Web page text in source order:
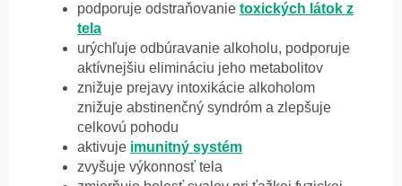
podporuje odstraňovanie toxických látok z
tela
urýchľuje odbúravanie alkoholu, podporuje
aktívnejšiu elimináciu jeho metabolitov
znižuje prejavy intoxikácie alkoholom
znižuje abstinenčný syndróm a zlepšuje
celkovú pohodu
aktivuje imunitný systém
zvyšuje výkonnosť tela